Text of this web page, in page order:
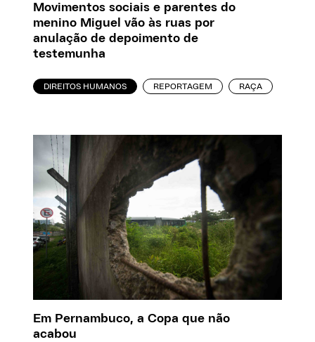
Movimentos sociais e parentes do
menino Miguel vão às ruas por
anulação de depoimento de
testemunha
DIREITOS HUMANOS REPORTAGEM RAÇA
Em Pernambuco, a Copa que não
acabou